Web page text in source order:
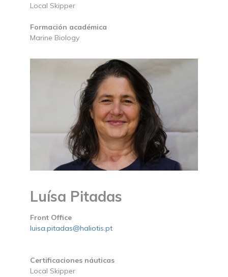
Local Skipper
Formación académica
Marine Biology
Luísa Pitadas
Front Office
luisa.pitadas@haliotis.pt
Certificaciones náuticas
Local Skipper